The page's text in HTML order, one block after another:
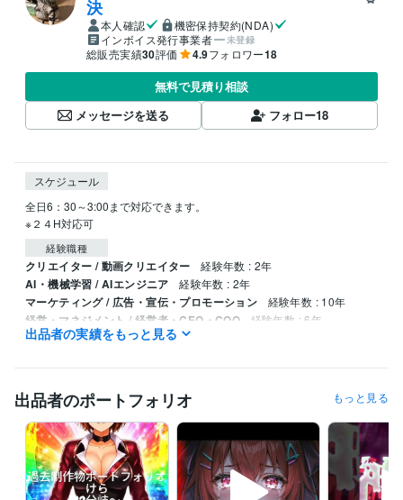
決
本人確認
機密保持契約(NDA)
インボイス発行事業者
未登録
総販売実績30評価 4.9フォロワー18
無料で見積り相談
メッセージを送る
フォロー18
スケジュール
全日6：30～3:00まで対応できます。
※２４H対応可
経験職種
クリエイター / 動画クリエイター 経験年数 : 2年
AI・機械学習 / AIエンジニア 経験年数 : 2年
マーケティング / 広告・宣伝・プロモーション 経験年数 : 10年
経営・マネジメント / 経営者・CEO・COO 経験年数 : 6年
人事 / 制度企画・組織開発 経験年数 : 4年
受賞歴
（2か月目～） ココナラプラチナランク（3か月目～）
ココナラプラ
チナランク（4か月目～） ココナラプラチナランク（5 か月目～）
ココナラプラチナランク（６か月目～） プロクラウドワーカー認定
プログラミング言語・フレームワーク
Google Apps Script:5年HTML:4年Java:3年 JavaScript:3年 Python:5年
出品者の実績をもっと見る
出品者のポートフォリオ もっと見る